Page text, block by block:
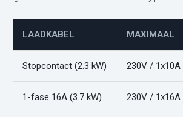
LAADKABEL MAXIMAAL
Stopcontact (2.3 kW) 230V / 1x10A
1-fase 16A (3.7 kW) 230V / 1x16A